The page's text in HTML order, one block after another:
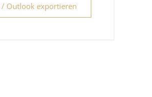
/ Outlook exportieren